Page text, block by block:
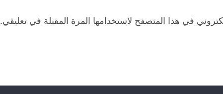
في هذا المتصفح لاستخدامها المرة المقبلة في تعليقي.